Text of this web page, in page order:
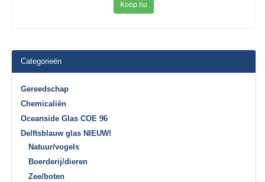
Koop nu
Categorieën
Gereedschap
Chemicaliën
Oceanside Glas COE 96
Delftsblauw glas NIEUW!
Natuur/vogels
Boerderij/dieren
Zee/boten